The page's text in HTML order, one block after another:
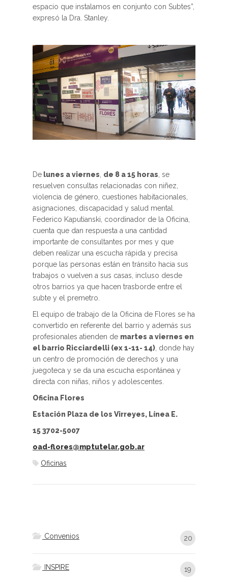
espacio que instalamos en conjunto con Subtes”,
expresó la Dra. Stanley.
De lunes a viernes, de 8 a 15 horas, se
resuelven consultas relacionadas con niñez,
violencia de género, cuestiones habitacionales,
asignaciones, discapacidad y salud mental.
Federico Kaputianski, coordinador de la Oficina,
cuenta que dan respuesta a una cantidad
importante de consultantes por mes y que
deben realizar una escucha rápida y precisa
porque las personas están en tránsito hacia sus
trabajos o vuelven a sus casas, incluso desde
otros barrios ya que hacen trasborde entre el
subte y el premetro.
El equipo de trabajo de la Oficina de Flores se ha
convertido en referente del barrio y además sus
profesionales atienden de martes a viernes en
el barrio Ricciardelli (ex 1-11- 14), donde hay
un centro de promoción de derechos y una
juegoteca y se da una escucha espontánea y
directa con niñas, niños y adolescentes.
Oficina Flores
Estación Plaza de los Virreyes, Línea E.
15 3702-5007
oad-flores@mptutelar.gob.ar
Oficinas
Convenios 20
INSPIRE 19